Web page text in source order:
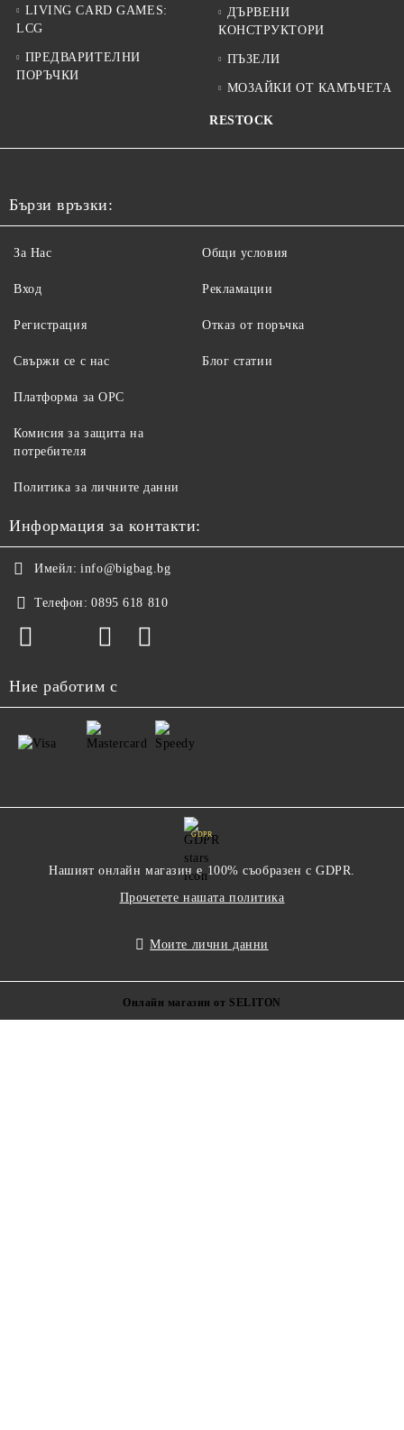
LIVING CARD GAMES:
LCG
ПРЕДВАРИТЕЛНИ
ПОРЪЧКИ
ДЪРВЕНИ
КОНСТРУКТОРИ
ПЪЗЕЛИ
МОЗАЙКИ ОТ КАМЪЧЕТА
RESTOCK
Бързи връзки:
За Нас
Вход
Регистрация
Свържи се с нас
Общи условия
Рекламации
Отказ от поръчка
Блог статии
Платформа за ОРС
Комисия за защита на
потребителя
Политика за личните данни
Информация за контакти:
Имейл: info@bigbag.bg
Телефон: 0895 618 810
Ние работим с
GDPR
Нашият онлайн магазин е 100% съобразен с GDPR.
Прочетете нашата политика
Моите лични данни
Онлайн магазин от SELITON